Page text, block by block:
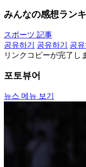
みんなの感想ラン
スポーツ 記事
공유하기
공유하기 공유
リンクコピーが完了し
포토뷰어
뉴스 메뉴 보기